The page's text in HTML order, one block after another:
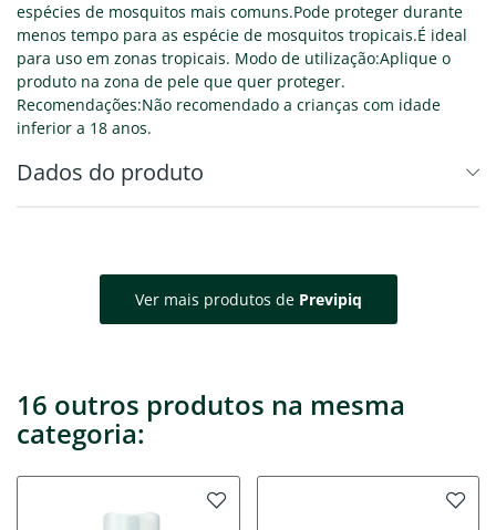
espécies de mosquitos mais comuns.Pode proteger durante
menos tempo para as espécie de mosquitos tropicais.É ideal
para uso em zonas tropicais. Modo de utilização:Aplique o
produto na zona de pele que quer proteger.
Recomendações:Não recomendado a crianças com idade
inferior a 18 anos.
Dados do produto
Ver mais produtos de Previpiq
16 outros produtos na mesma
categoria: